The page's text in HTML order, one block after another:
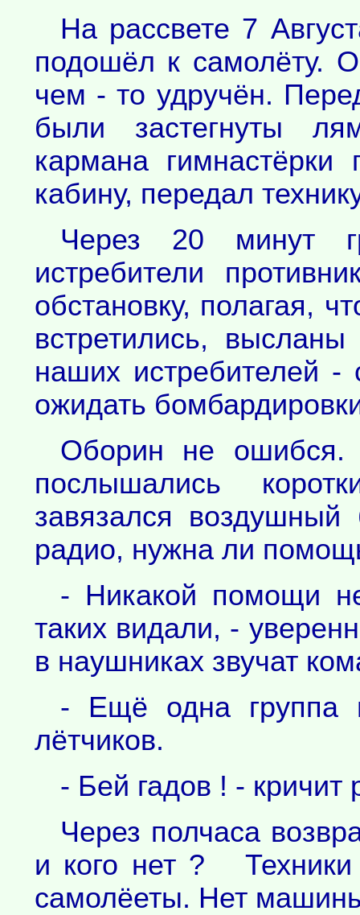
На рассвете 7
подошёл к самолёту.
чем - то удручён.
были застегнуты
кармана
кабину, передал
Через 20 минут
истребители
обстановку, полагая,
встретились,
наших истребителей -
ожидать
Оборин не
послышались
завязался
радио, нужна ли
- Никакой помощи
таких видали, -
в наушниках звучат
- Ещё одна группа
лётчиков.
- Бей гадов ! -
Через полчаса
и кого нет ? Техники
самолёеты. Нет